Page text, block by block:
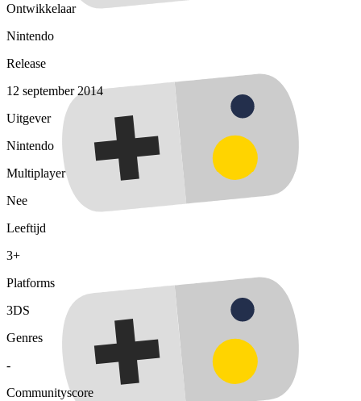
Ontwikkelaar
Nintendo
Release
12 september 2014
Uitgever
Nintendo
Multiplayer
Nee
Leeftijd
3+
Platforms
3DS
Genres
-
Communityscore